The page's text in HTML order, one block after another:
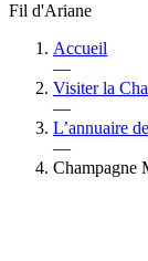
Fil d'Ariane
Accueil
—
Visiter la
—
L’annuaire
—
Champagne